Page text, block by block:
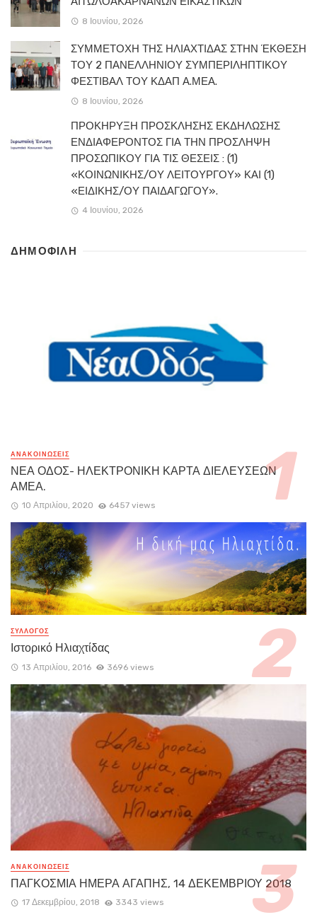
8 Ιουνίου, 2026
ΣΥΜΜΕΤΟΧΗ ΤΗΣ ΗΛΙΑΧΤΙΔΑΣ ΣΤΗΝ ΈΚΘΕΣΗ
ΤΟΥ 2 ΠΑΝΕΛΛΗΝΙΟΥ ΣΥΜΠΕΡΙΛΗΠΤΙΚΟΥ
ΦΕΣΤΙΒΑΛ ΤΟΥ ΚΔΑΠ Α.ΜΕΑ.
8 Ιουνίου, 2026
ΠΡΟΚΗΡΥΞΗ ΠΡΟΣΚΛΗΣΗΣ ΕΚΔΗΛΩΣΗΣ
ΕΝΔΙΑΦΕΡΟΝΤΟΣ ΓΙΑ ΤΗΝ ΠΡΟΣΛΗΨΗ
ΠΡΟΣΩΠΙΚΟΥ ΓΙΑ ΤΙΣ ΘΕΣΕΙΣ : (1)
«ΚΟΙΝΩΝΙΚΗΣ/ΟΥ ΛΕΙΤΟΥΡΓΟΥ» ΚΑΙ (1)
«ΕΙΔΙΚΗΣ/ΟΥ ΠΑΙΔΑΓΩΓΟΥ».
4 Ιουνίου, 2026
ΔΗΜΟΦΙΛΗ
ΑΝΑΚΟΙΝΏΣΕΙΣ
ΝΕΑ ΟΔΟΣ- ΗΛΕΚΤΡΟΝΙΚΗ ΚΑΡΤΑ ΔΙΕΛΕΥΣΕΩΝ
ΑΜΕΑ.
10 Απριλίου, 2020 6457 views
ΣΥΛΛΟΓΟΣ
Ιστορικό Ηλιαχτίδας
13 Απριλίου, 2016 3696 views
ΑΝΑΚΟΙΝΏΣΕΙΣ
ΠΑΓΚΟΣΜΙΑ ΗΜΕΡΑ ΑΓΑΠΗΣ, 14 ΔΕΚΕΜΒΡΙΟΥ 2018
17 Δεκεμβρίου, 2018 3343 views